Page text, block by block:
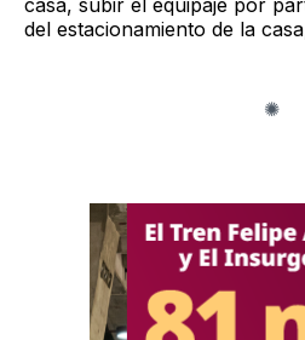
del estacionamiento de la